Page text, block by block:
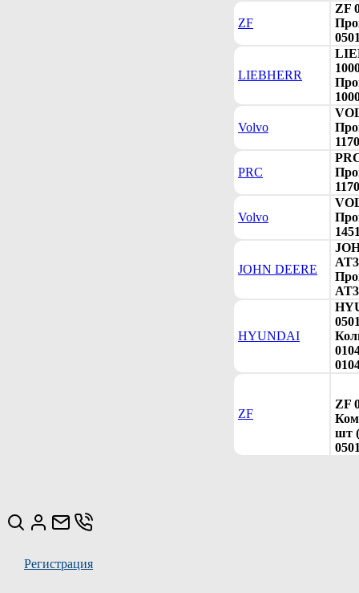
ZF
ZF
LIEBHERR
Volvo
PRC
Volvo
JOHN DEERE
HYUNDAI
ZF
ZF
шт
Регистрация